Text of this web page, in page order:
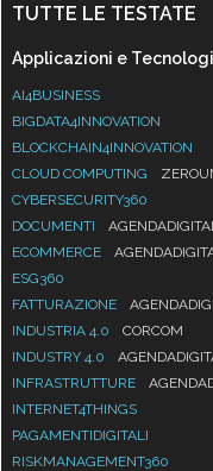
TUTTE LE TESTATE
Applicazioni e
AI4BUSINESS
BIGDATA4INNOVATION
BLOCKCHAIN4INNOVATION
CLOUD COMPUTING
CYBERSECURITY360
DOCUMENTI
ECOMMERCE
ESG360
FATTURAZIONE
INDUSTRIA 4.0
CORCOM
INDUSTRY 4.0
INFRASTRUTTURE
INTERNET4THINGS
PAGAMENTIDIGITALI
RISKMANAGEMENT360